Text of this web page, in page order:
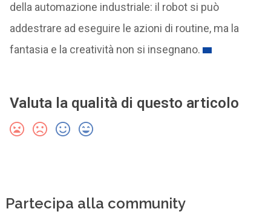
della automazione industriale: il robot si può
addestrare ad eseguire le azioni di routine, ma la
fantasia e la creatività non si insegnano.
Valuta la qualità di questo articolo
Partecipa alla community